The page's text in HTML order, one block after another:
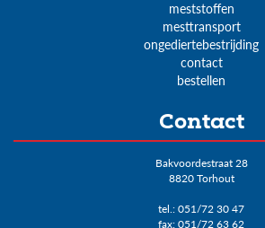
meststoffen
mesttransport
ongediertebestrijding
contact
bestellen
Contact
Bakvoordestraat 28
8820 Torhout
tel.: 051/72 30 47
fax: 051/72 63 62